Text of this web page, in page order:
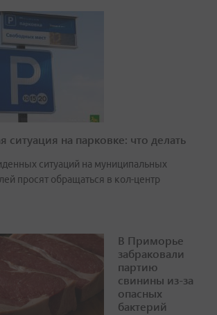
ситуация на парковке: что делать
ситуаций на муниципальных
просят обращаться в кол-центр
В Приморье
забраковали
партию
свинины из-за
опасных
бактерий